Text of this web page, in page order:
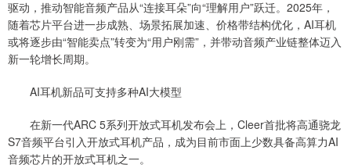
驱动，推动智能音频产品从“连接耳朵”向“理解用户”跃迁。2025年，
随着芯片平台进一步成熟、场景拓展加速、价格带结构优化，AI耳机
或将逐步由“智能卖点”转变为“用户刚需”，并带动音频产业链整体迈入
新一轮增长周期。
AI耳机新品可支持多种AI大模型
在新一代ARC 5系列开放式耳机发布会上，Cleer首批将高通骁龙
S7音频平台引入开放式耳机产品，成为目前市面上少数具备高算力AI
音频芯片的开放式耳机之一。